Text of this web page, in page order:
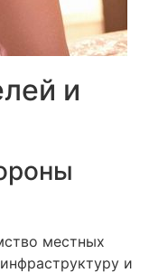
и
местных
и